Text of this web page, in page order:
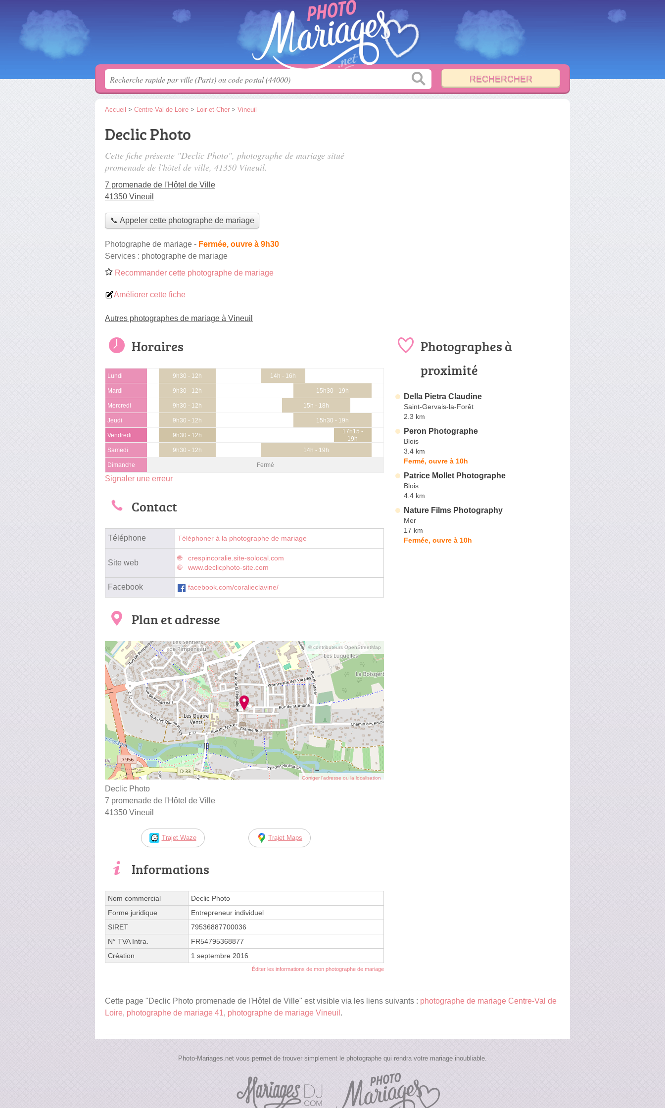
Accueil > Centre-Val de Loire > Loir-et-Cher > Vineuil
Declic Photo
Cette fiche présente "Declic Photo", photographe de mariage situé
promenade de l'hôtel de ville, 41350 Vineuil.
7 promenade de l'Hôtel de Ville
41350 Vineuil
📞 Appeler cette photographe de mariage
Photographe de mariage - Fermée, ouvre à 9h30
Services : photographe de mariage
Recommander cette photographe de mariage
Améliorer cette fiche
Autres photographes de mariage à Vineuil
Horaires
Lundi 9h30 - 12h 14h - 16h
Mardi 9h30 - 12h 15h30 - 19h
Mercredi 9h30 - 12h 15h - 18h
Jeudi 9h30 - 12h 15h30 - 19h
Vendredi 9h30 - 12h
17h15 -
19h
Samedi
9h30 - 12h 14h - 19h
Dimanche Fermé
Signaler une erreur
Contact
Téléphone Téléphoner à la photographe de mariage
Site web
crespincoralie.site-solocal.com
www.declicphoto-site.com
Facebook facebook.com/coralieclavine/
Plan et adresse
© contributeurs OpenStreetMap
Corriger l’adresse ou la localisation
Declic Photo
7 promenade de l'Hôtel de Ville
41350 Vineuil
Trajet Waze Trajet Maps
Informations
Nom commercial
Declic Photo
Forme juridique
Entrepreneur individuel
SIRET
79536887700036
N° TVA Intra.
FR54795368877
Création
1 septembre 2016
Éditer les informations de mon photographe de mariage
Photographes à
proximité
Della Pietra Claudine
Saint-Gervais-la-Forêt
2.3 km
Peron Photographe
Blois
3.4 km
Fermé, ouvre à 10h
Patrice Mollet Photographe
Blois
4.4 km
Nature Films Photography
Mer
17 km
Fermée, ouvre à 10h
Cette page "Declic Photo promenade de l'Hôtel de Ville" est visible via les liens suivants : photographe de mariage Centre-Val de
Loire, photographe de mariage 41, photographe de mariage Vineuil .
Photo-Mariages.net vous permet de trouver simplement le photographe qui rendra votre mariage inoubliable.